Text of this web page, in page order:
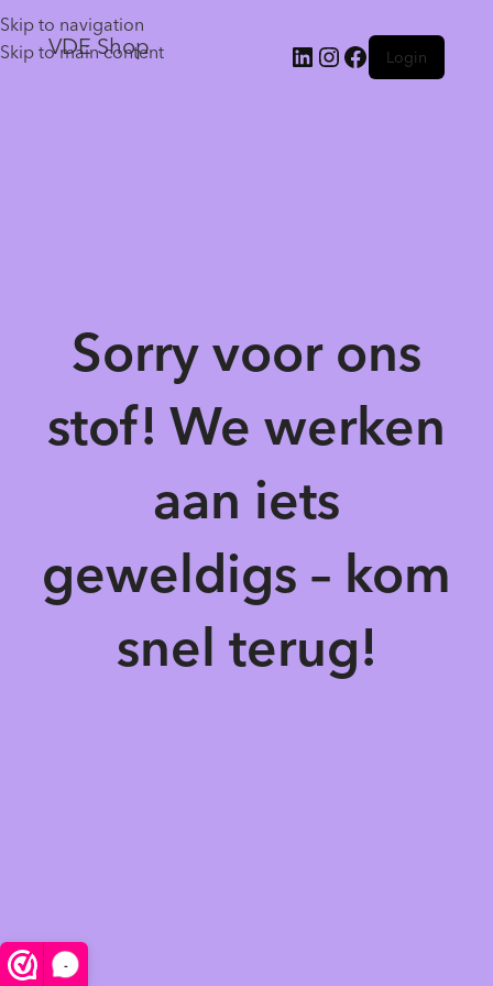
-
Skip to navigation
Skip to main content
VDE Shop Login
Sorry voor ons
stof! We werken
aan iets
geweldigs – kom
snel terug!